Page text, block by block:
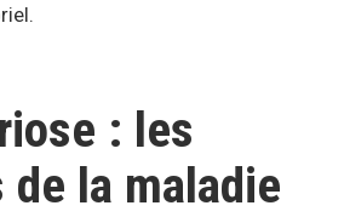
: les
de la maladie